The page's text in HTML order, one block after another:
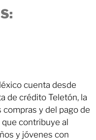
cuenta desde
de crédito Teletón, la
y del pago de
que contribuye al
y jóvenes con